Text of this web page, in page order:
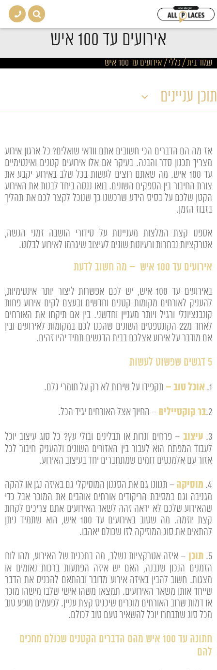
אירועים עד 100 איש
עמוד בית/כללי/אירועים עד 100 איש
תוכן עניינים
אז מה הם הדברים הכי חשובים אתם וודאי שואלים? כל ארגון אירוע
מצריך תכנון סדר והבנה. בעיקר אם אלו אירועים קטנים ואינטימיים
עד 100 איש. מה שאתם רוצים לעשות בכל שלב באירוע יקבע את
צורת החיבור בין הספקים השונים. בואו ננסה ביחד לבנות את האירוע
הקטן שלכם על בסיס הידע שרכשנו כך שנוכל לקצר לכם את תהליך
בזבוז הזמן.
אספנו קצת המלצות מעניינות על סידורי הושבה זמני הגשה,
אטרקציות נבחרות ורעיונות שונים לעיצוב שיגרמו לאירוע לבלוט.
אירועים עד 100 איש – מה חשוב לדעת
באירועים עד 100 איש, יש לכם אפשרות ליצור יותר אינטימיות,
להעניק לאורחים מקומות קטנים וחדשים ובעצם לקים אירוע פחות
קונבנציונלי ורגיל ויותר מעניין וחדשני. בין אם תיקחו את האורחים
לאחד מ22 הקונספטים השונים שהכנו לכם במקומות לאירועים ובין
אם מודבר על אירוע אצלכם בבית הדגשים תמיד יהיו זהים.
5 דגשים שפשוט לעשות
1. אוכל טוב – תקפידו על שירות לא רק על חומרי גלם.
2. בר קוקטיילים – החיוך אצל האורחים יגיד הכל.
3. עיצוב – פרחים ונרות או תבלינים ובולי עץ? כל סוג עיצוב יוכל
לעבוד המפתח הוא לעבור בין האזורים השונים ולהעניק חיבור לכל
אזור עם אלמנטים דומים שמתחברים יחד בעיצוב האירוע.
4. מוסיקה – תגוונו גם את הסגנון המוסיקלי גם באיזה נגן או להקה
מגניבה וגם במסיבת הריקודים אורחים אוהבים את המוכר אבל כדי
שהאירוע שלכם לא יראה זהה לשאר האירועים אתם צריכים לקחת
קצת יוזמה. מה שטוב באירועים עד 100 איש, הוא שתמיד ניתן
להתאים את סוג המוזיקה לזו שכולם יאהבו.
5. תוכן – איזה אטרקציות נשלב, מה בתכנית של האירוע, מהו לוח
הזמנים הנכון שנבנה, האם יש איזה הפתעות ברכות נאומים או
מצגות. חשוב להבין באיזה אירוע מדובר ובהתאם להכניס את הדבר
שייחד אותו משאר האירועים. תמצאו משהו אישי שלבו מישהו מוכר
או דמות שרוב האורחים מוכרים שיכניס קצת עניין. לפעמים מופע טוב
מכל סוג שתבחרו יוכל להשאיר טעם טוב לכולם.
חתונה עד 100 איש מהם הדברים הקטנים שכולם מחכים
להם